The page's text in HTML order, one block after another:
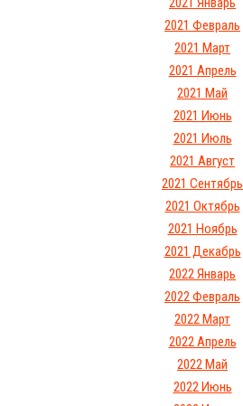
2021 Февраль
2021 Март
2021 Апрель
2021 Май
2021 Июнь
2021 Июль
2021 Август
2021 Сентябрь
2021 Октябрь
2021 Ноябрь
2021 Декабрь
2022 Январь
2022 Февраль
2022 Март
2022 Апрель
2022 Май
2022 Июнь